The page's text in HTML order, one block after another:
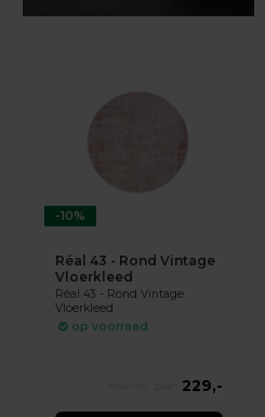
-10%
Réal 43 - Rond Vintage
Vloerkleed
Réal 43 - Rond Vintage
Vloerkleed
op voorraad
229,-